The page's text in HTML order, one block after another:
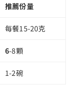
推薦份量
每餐15-20克
6-8顆
1-2碗